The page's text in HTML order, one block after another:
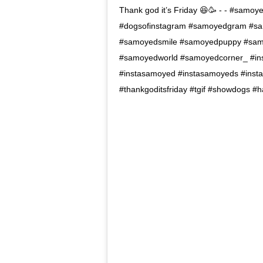
Thank god it’s Friday 😆🥳 - -
#dogsofinstagram #samoyedgram
#samoyedsmile #samoyedpuppy
#samoyedworld #samoyedcorner_
#instasamoyed #instasamoyeds
#thankgoditsfriday #tgif #showdogs